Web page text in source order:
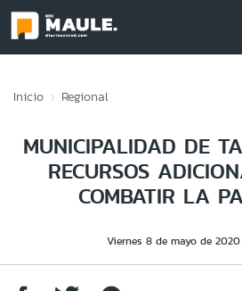
Inicio Regional
MUNICIPALIDAD DE
RECURSOS
COMBATIR LA
Viernes 8 de mayo de 2020